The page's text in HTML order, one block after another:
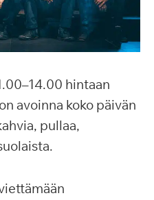
hintaan
avoinna koko päivän
pullaa,